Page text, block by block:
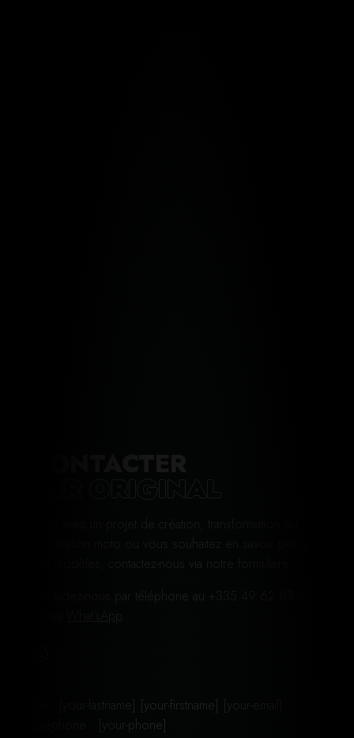
Vous avez un projet de création, transformation ou
préparation moto ou vous souhaitez en savoir plus sur
nos modèles, contactez-nous via notre formulaire.
Contactez-nous par téléphone au +335 49 62 03 26
De : [your-lastname] [your-firstname] [your-email]
Téléphone : [your-phone]